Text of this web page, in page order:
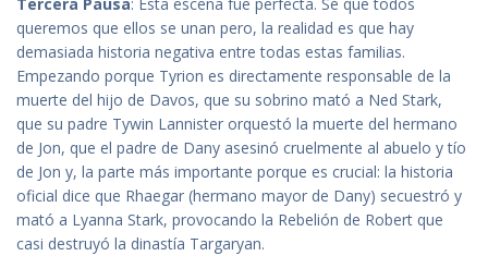
Tercera Pausa: Esta escena fue perfecta. Sé que todos
queremos que ellos se unan pero, la realidad es que hay
demasiada historia negativa entre todas estas familias.
Empezando porque Tyrion es directamente responsable de la
muerte del hijo de Davos, que su sobrino mató a Ned Stark,
que su padre Tywin Lannister orquestó la muerte del hermano
de Jon, que el padre de Dany asesinó cruelmente al abuelo y tío
de Jon y, la parte más importante porque es crucial: la historia
oficial dice que Rhaegar (hermano mayor de Dany) secuestró y
mató a Lyanna Stark, provocando la Rebelión de Robert que
casi destruyó la dinastía Targaryan.